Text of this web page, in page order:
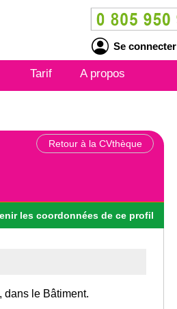
Se connecter
Tarif A propos
Retour à la CVthèque
les coordonnées de ce profil
dans le Bâtiment.